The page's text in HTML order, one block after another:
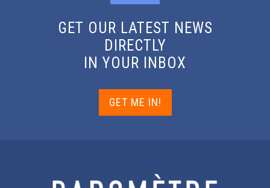
GET OUR LATEST NEWS
DIRECTLY
IN YOUR INBOX
GET ME IN!